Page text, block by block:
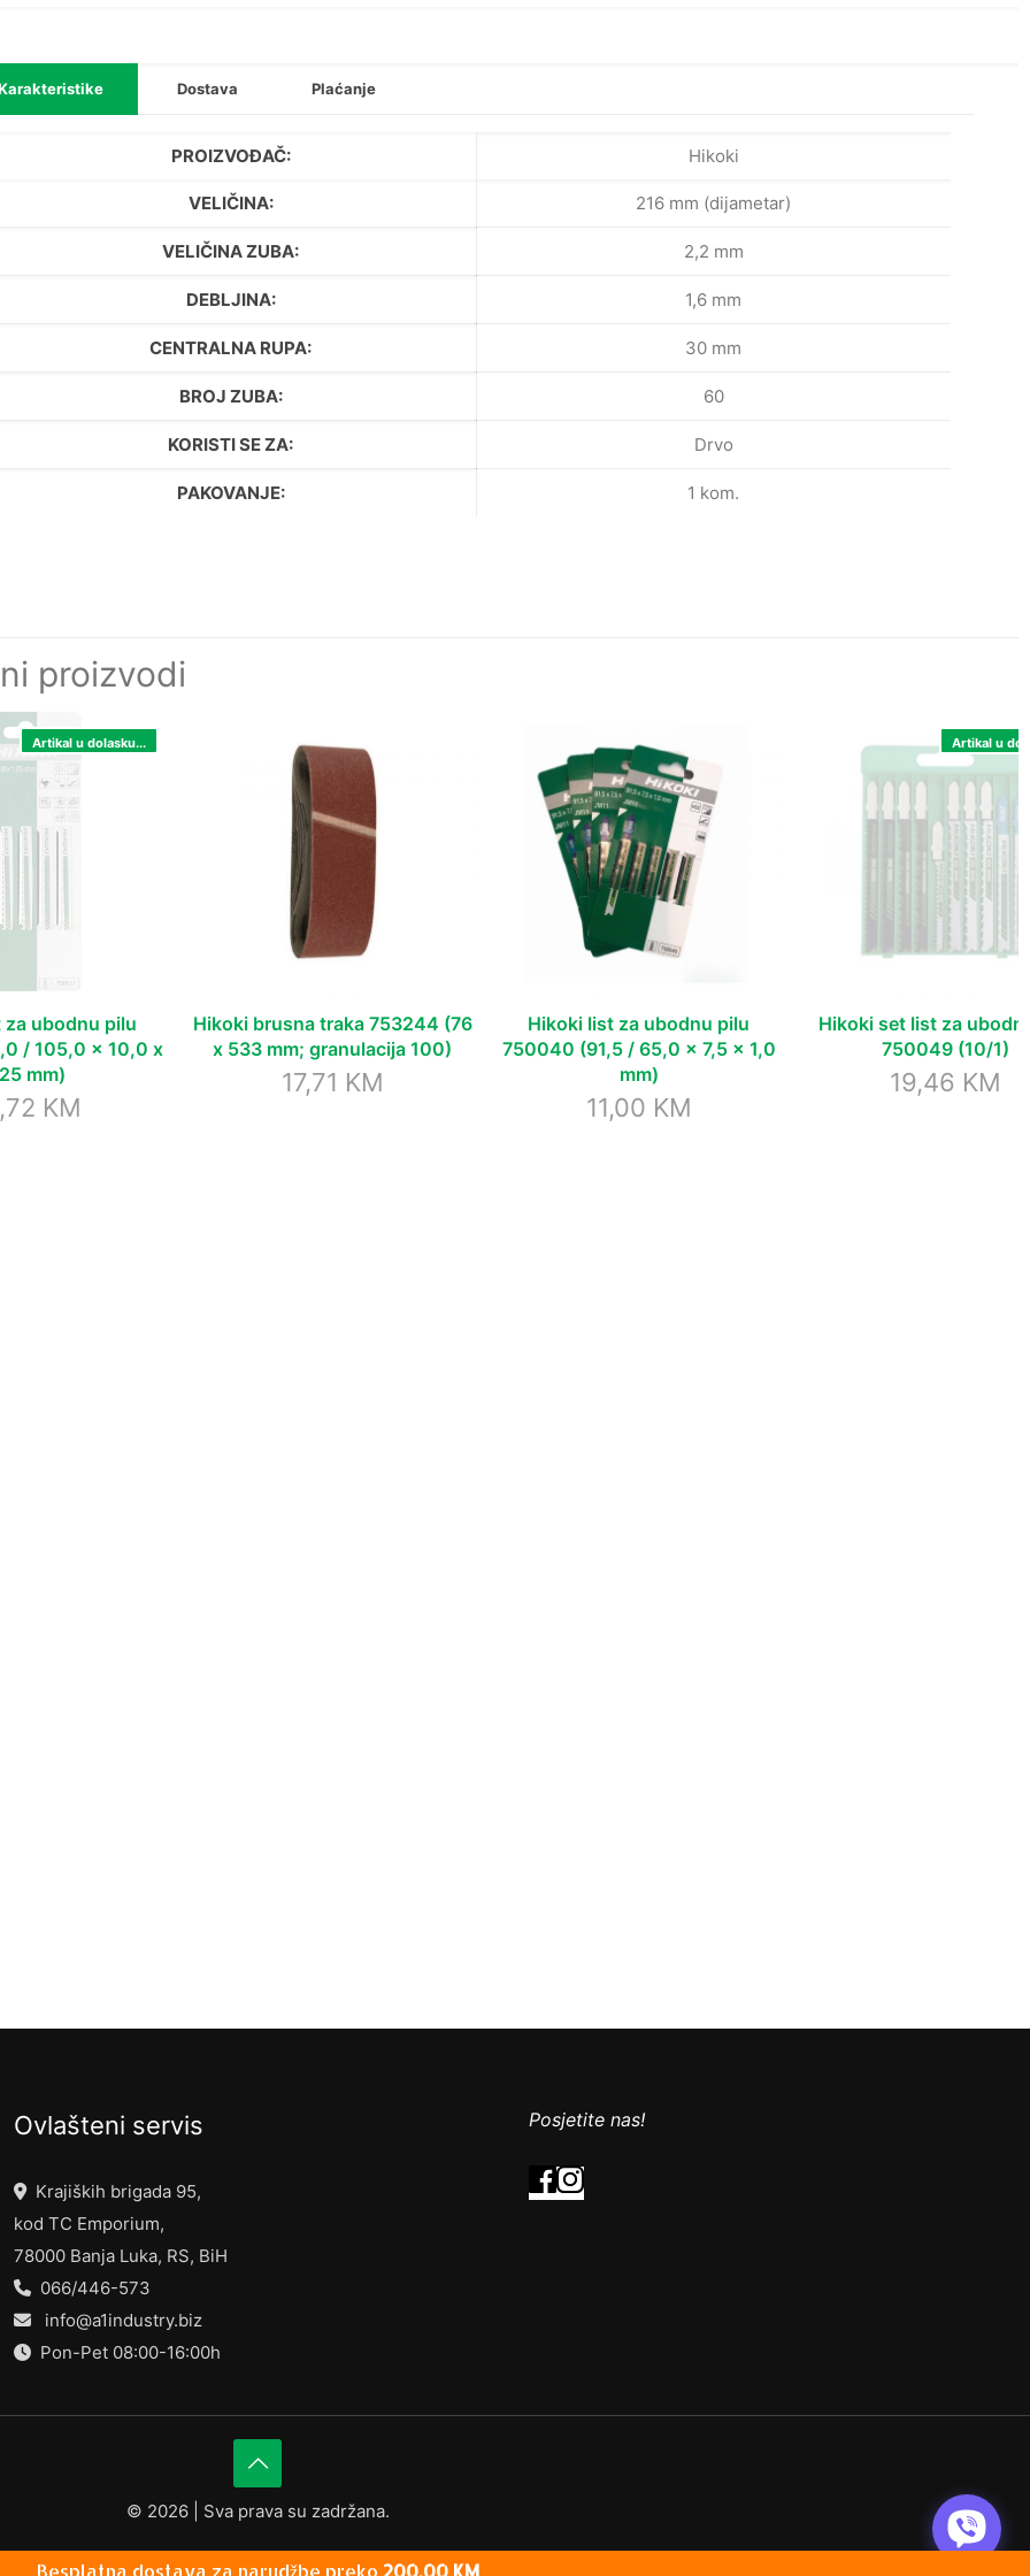
Dostava Plaćanje
PROIZVOĐAČ: Hikoki
VELIČINA: 216 mm (dijametar)
VELIČINA ZUBA: 2,2 mm
DEBLJINA: 1,6 mm
CENTRALNA RUPA: 30 mm
BROJ ZUBA: 60
KORISTI SE ZA: Drvo
PAKOVANJE: 1 kom.
proizvodi
Artikal u dolasku...
ubodnu pilu
/ 105,0 x 10,0 x
mm)
KM
Hikoki brusna traka 753244 (76
x 533 mm; granulacija 100)
17,71 KM
Hikoki list za ubodnu pilu
750040 (91,5 / 65,0 x 7,5 x 1,0
mm)
11,00 KM
Artikal u
Hikoki set list za
750049 (10/1)
19,46 KM
Ovlašteni servis
Krajiških brigada 95,
kod TC Emporium,
78000 Banja Luka, RS, BiH
066/446-573
info@a1industry.biz
Pon-Pet 08:00-16:00h
Posjetite nas!
© 2026 | Sva prava su zadržana.
Besplatna dostava za narudžbe preko 200,00 KM